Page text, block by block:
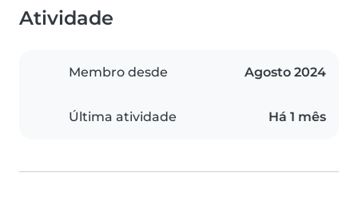
Atividade
Membro desde Agosto 2024
Última atividade Há 1 mês